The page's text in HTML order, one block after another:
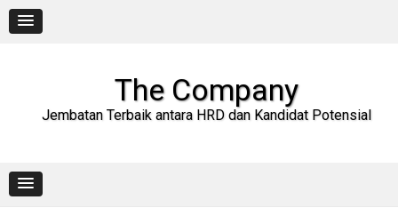
content
The Company
Jembatan Terbaik antara HRD dan Kandidat Potensial